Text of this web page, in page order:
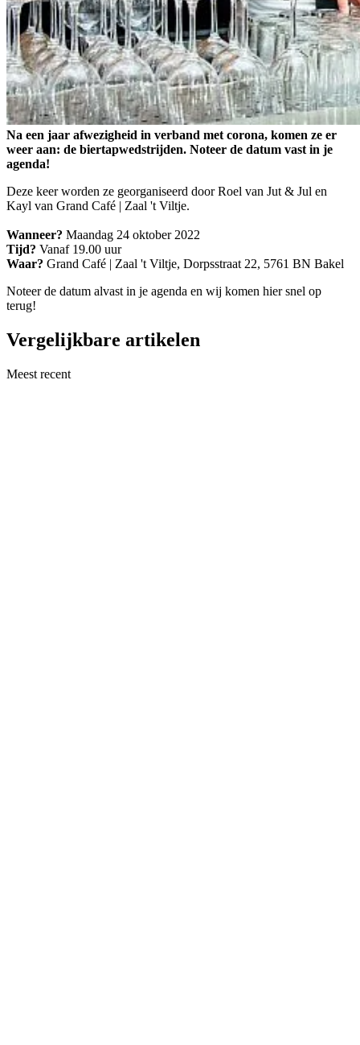
Na een jaar afwezigheid in verband met corona, komen ze er
weer aan: de biertapwedstrijden. Noteer de datum vast in je
agenda!
Deze keer worden ze georganiseerd door Roel van Jut & Jul en
Kayl van Grand Café | Zaal 't Viltje.
Wanneer? Maandag 24 oktober 2022
Tijd? Vanaf 19.00 uur
Waar? Grand Café | Zaal 't Viltje, Dorpsstraat 22, 5761 BN Bakel
Noteer de datum alvast in je agenda en wij komen hier snel op
terug!
Vergelijkbare artikelen
Meest recent